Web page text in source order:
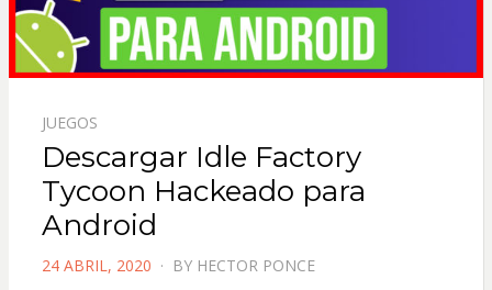
JUEGOS
Descargar Idle Factory
Tycoon Hackeado para
Android
POSTED
24 ABRIL, 2020 BY HECTOR PONCE